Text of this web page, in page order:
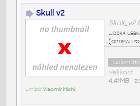
Skull v2
Lidská
Velikost
4,41MB•
Umístil:Vladimír Michl